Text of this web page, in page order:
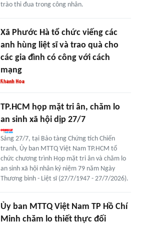
trào thi đua trong công nhân.
Xã Phước Hà tổ chức viếng các
anh hùng liệt sĩ và trao quà cho
các gia đình có công với cách
mạng
TP.HCM họp mặt tri ân, chăm lo
an sinh xã hội dịp 27/7
Sáng 27/7, tại Bảo tàng Chứng tích Chiến
tranh, Ủy ban MTTQ Việt Nam TP.HCM tổ
chức chương trình Họp mặt tri ân và chăm lo
an sinh xã hội nhân kỷ niệm 79 năm Ngày
Thương binh - Liệt sĩ (27/7/1947 - 27/7/2026).
Ủy ban MTTQ Việt Nam TP Hồ Chí
Minh chăm lo thiết thực đối